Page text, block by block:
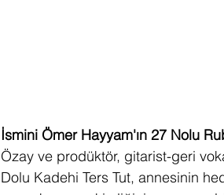
İsmini Ömer Hayyam'ın 27 Nolu
Özay ve prodüktör, gitarist-geri
Dolu Kadehi Ters Tut, annesinin